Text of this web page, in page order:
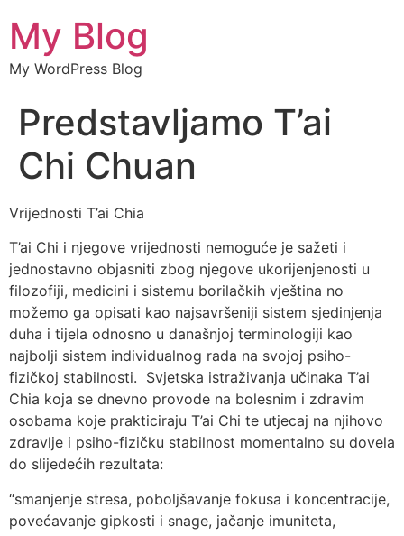
My Blog
My WordPress Blog
Predstavljamo T’ai
Chi Chuan
Vrijednosti T’ai Chia
T’ai Chi i njegove vrijednosti nemoguće je sažeti i
jednostavno objasniti zbog njegove ukorijenjenosti u
filozofiji, medicini i sistemu borilačkih vještina no
možemo ga opisati kao najsavršeniji sistem sjedinjenja
duha i tijela odnosno u današnjoj terminologiji kao
najbolji sistem individualnog rada na svojoj psiho-
fizičkoj stabilnosti. Svjetska istraživanja učinaka T’ai
Chia koja se dnevno provode na bolesnim i zdravim
osobama koje prakticiraju T’ai Chi te utjecaj na njihovo
zdravlje i psiho-fizičku stabilnost momentalno su dovela
do slijedećih rezultata:
“smanjenje stresa, poboljšavanje fokusa i koncentracije,
povećavanje gipkosti i snage, jačanje imuniteta,